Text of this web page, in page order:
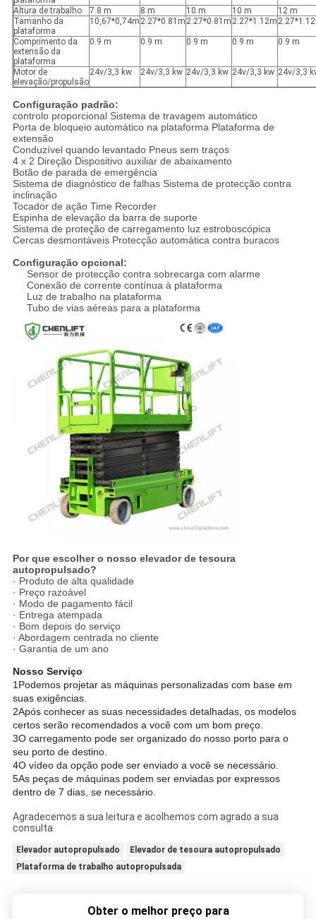
Altura de trabalho
7.8 m 8 m 10 m 10 m
12 m
Tamanho da
plataforma
10,67*0,74m 2.27*0.81m 2.27*0.81m 2.27*1.12m
Comprimento da
extensão da
plataforma
0.9 m 0.9 m 0.9 m 0.9 m 0.9 m
Motor de
elevação/propulsão
24v/3,3 kw 24v/3,3 kw 24v/3,3 kw 24v/3,3 kw 24v/3,3
Configuração padrão:
controlo proporcional Sistema de travagem automático
Porta de bloqueio automático na plataforma Plataforma de
extensão
Conduzível quando levantado Pneus sem traços
4 x 2 Direção Dispositivo auxiliar de abaixamento
Botão de parada de emergência
Sistema de diagnóstico de falhas Sistema de protecção contra
inclinação
Tocador de ação Time Recorder
Espinha de elevação da barra de suporte
Sistema de proteção de carregamento luz estroboscópica
Cercas desmontáveis Protecção automática contra buracos
Configuração opcional:
Sensor de protecção contra sobrecarga com alarme
Conexão de corrente contínua à plataforma
Luz de trabalho na plataforma
Tubo de vias aéreas para a plataforma
Por que escolher o nosso elevador de tesoura
autopropulsado?
· Produto de alta qualidade
· Preço razoável
· Modo de pagamento fácil
· Entrega atempada
· Bom depois do serviço
· Abordagem centrada no cliente
· Garantia de um ano
Nosso Serviço
1Podemos projetar as máquinas personalizadas com base em
suas exigências.
2Após conhecer as suas necessidades detalhadas, os modelos
certos serão recomendados a você com um bom preço.
3O carregamento pode ser organizado do nosso porto para o
seu porto de destino.
4O vídeo da opção pode ser enviado a você se necessário.
5As peças de máquinas podem ser enviadas por expressos
dentro de 7 dias, se necessário.
Agradecemos a sua leitura e acolhemos com agrado a sua
consulta.
Elevador autopropulsado
Elevador de tesoura autopropulsado
Plataforma de trabalho autopropulsada
Obter o melhor preço para